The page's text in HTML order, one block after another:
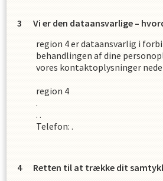
Vi er den dataansvarlige –
region 4er dataansvarlig i
behandlingen af dine
vores kontaktoplysninger
region 4
.
. .
Telefon: .
Retten til at trække dit